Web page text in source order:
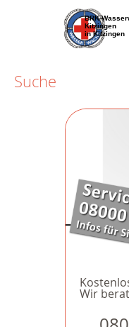
BRK-
Kitzingen
in Kitzingen
Suche
Wir